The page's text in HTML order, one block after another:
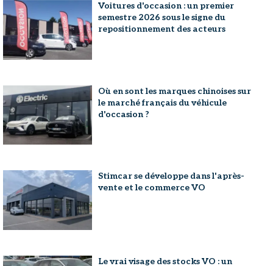
Voitures d'occasion : un premier
semestre 2026 sous le signe du
repositionnement des acteurs
Où en sont les marques chinoises sur
le marché français du véhicule
d'occasion ?
Stimcar se développe dans l'après-
vente et le commerce VO
Le vrai visage des stocks VO : un